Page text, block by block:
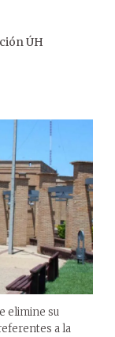
ÚH
elimine su
a la